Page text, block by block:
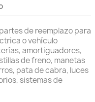
de reemplazo para
o vehículo
amortiguadores,
de freno, manetas
pata de cabra, luces
sistemas de